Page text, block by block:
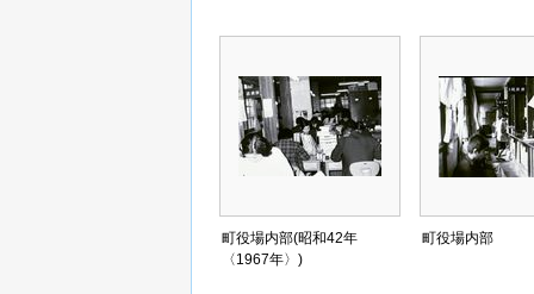
町役場内部(昭和42年
〈1967年〉)
町役場内部